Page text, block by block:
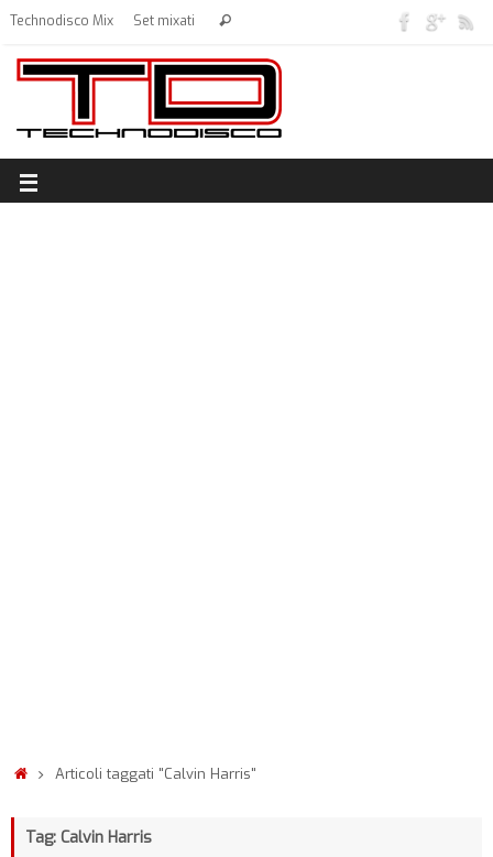
Technodisco Mix Set mixati
Articoli taggati "Calvin Harris"
Tag: Calvin Harris